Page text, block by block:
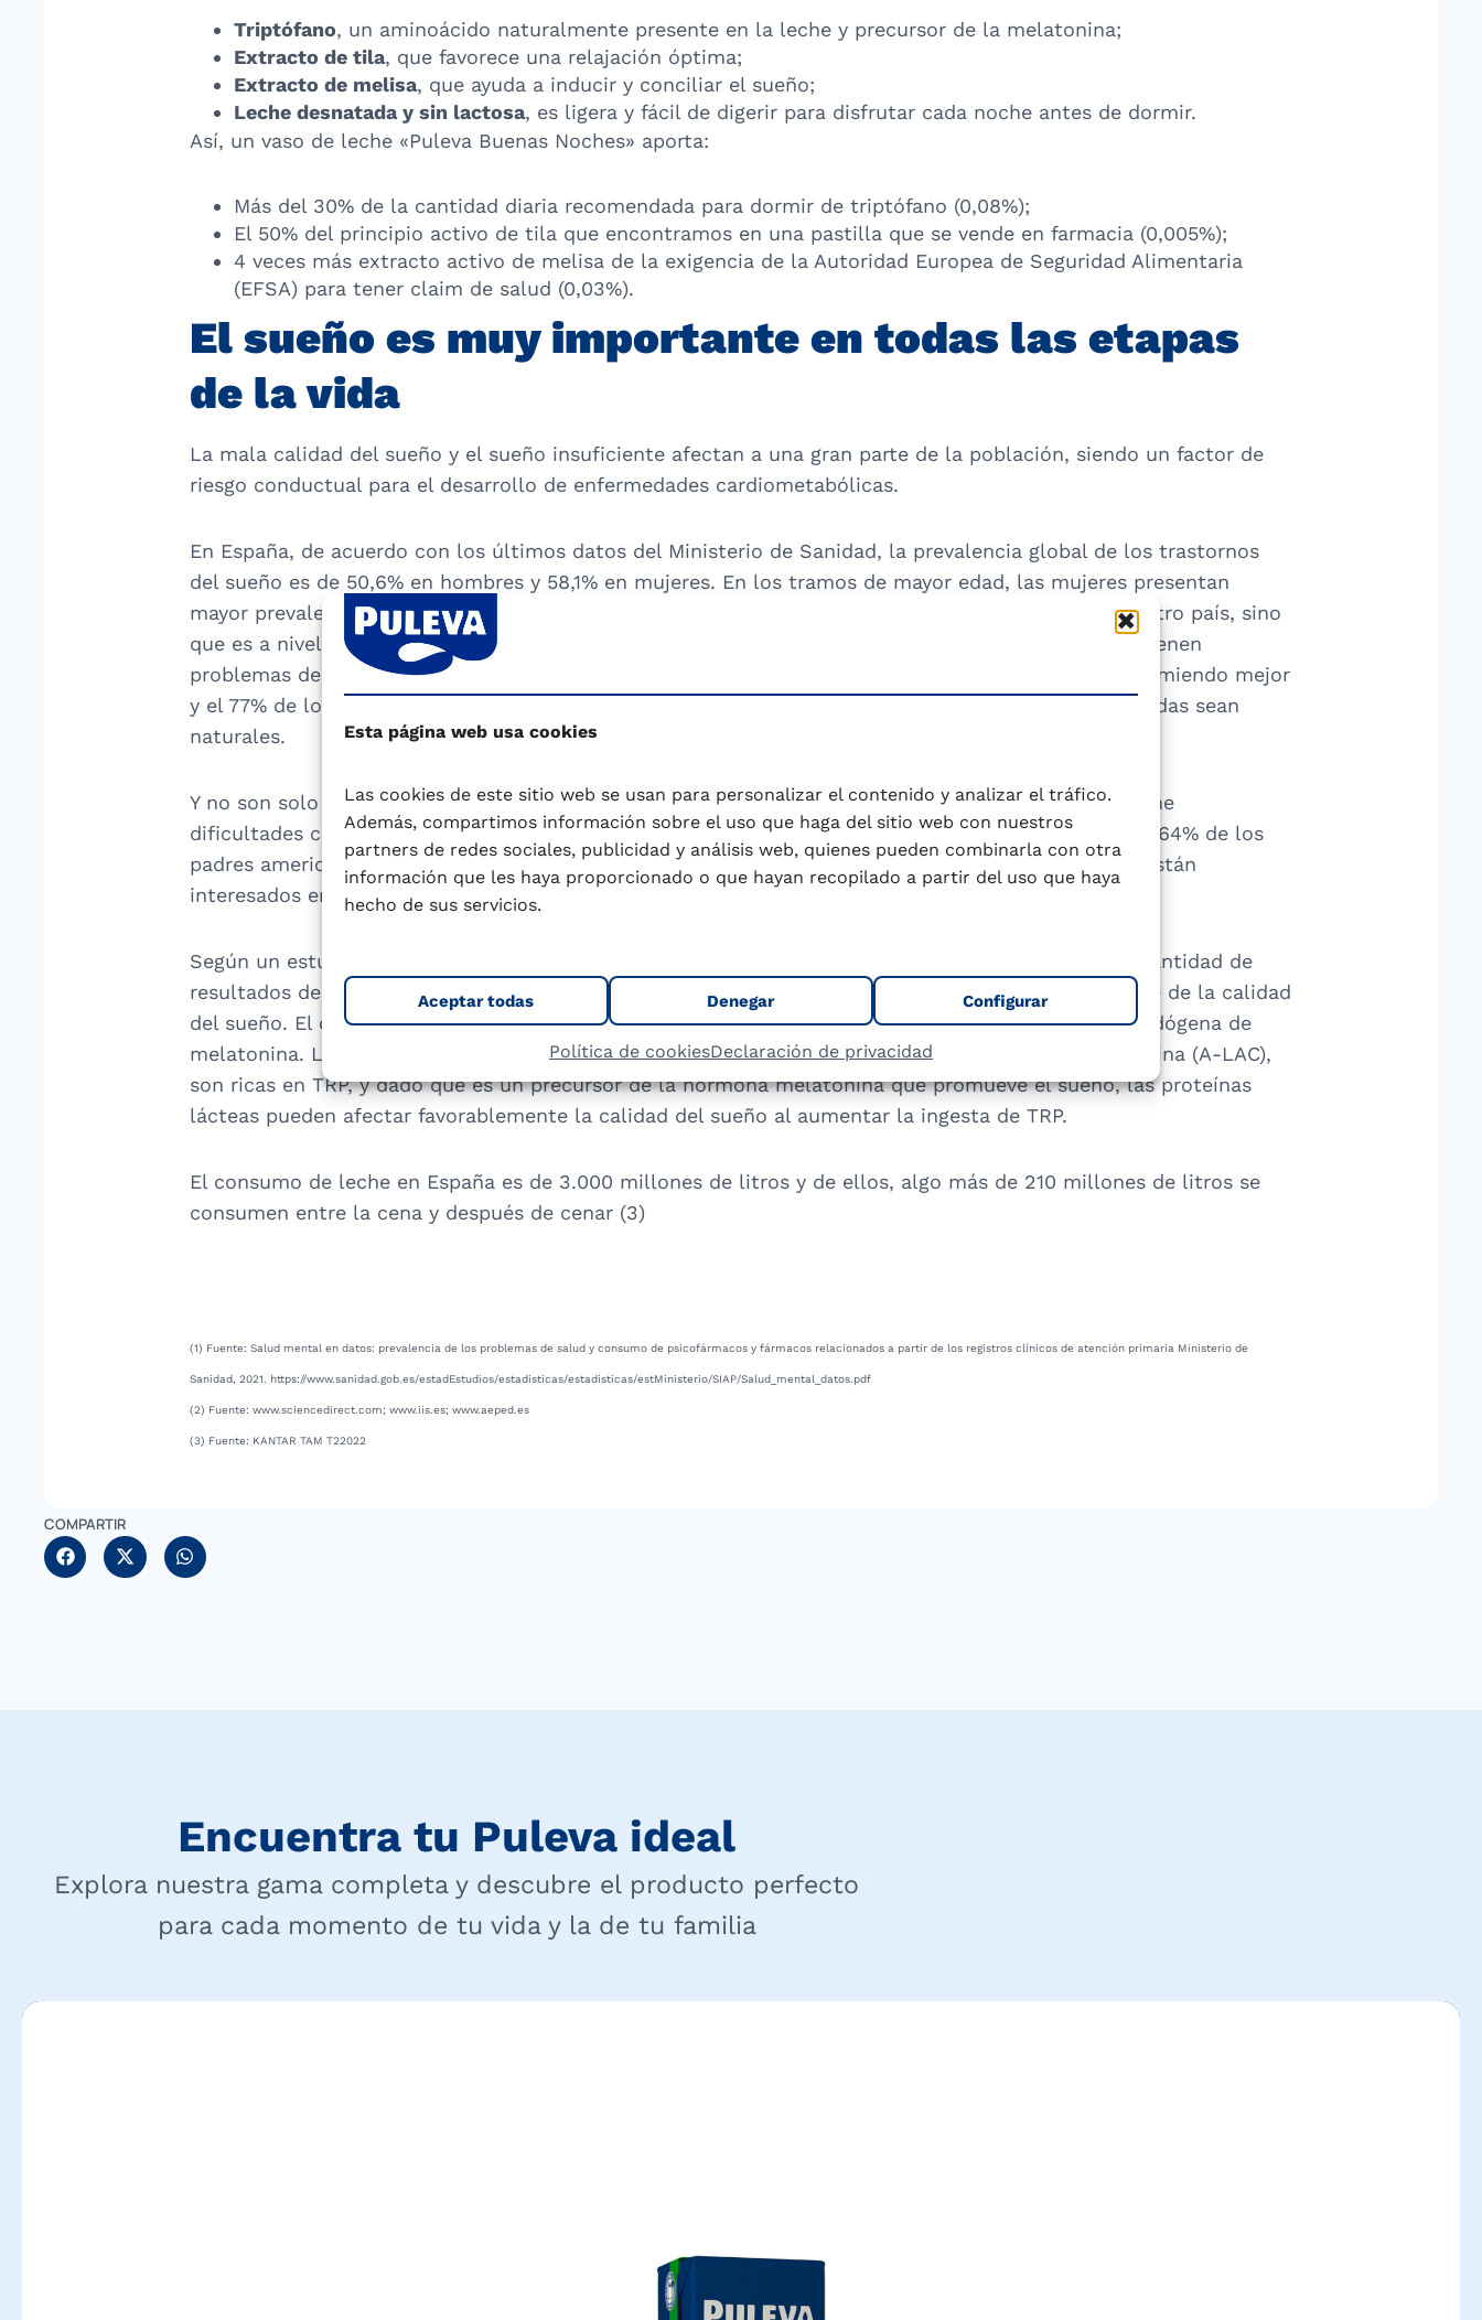
Esta página web usa cookies
Las cookies de este sitio web se usan para personalizar el contenido y analizar el tráfico.
Además, compartimos información sobre el uso que haga del sitio web con nuestros
partners de redes sociales, publicidad y análisis web, quienes pueden combinarla con otra
información que les haya proporcionado o que hayan recopilado a partir del uso que haya
hecho de sus servicios.
Aceptar todas Denegar Configurar
Política de cookiesDeclaración de privacidad
Triptófano, un aminoácido naturalmente presente en la leche y precursor de la melatonina;
Extracto de tila, que favorece una relajación óptima;
Extracto de melisa, que ayuda a inducir y conciliar el sueño;
Leche desnatada y sin lactosa, es ligera y fácil de digerir para disfrutar cada noche antes de dormir.
Así, un vaso de leche «Puleva Buenas Noches» aporta:
Más del 30% de la cantidad diaria recomendada para dormir de triptófano (0,08%);
El 50% del principio activo de tila que encontramos en una pastilla que se vende en farmacia (0,005%);
4 veces más extracto activo de melisa de la exigencia de la Autoridad Europea de Seguridad Alimentaria
(EFSA) para tener claim de salud (0,03%).
El sueño es muy importante en todas las etapas
de la vida
La mala calidad del sueño y el sueño insuficiente afectan a una gran parte de la población, siendo un factor de
riesgo conductual para el desarrollo de enfermedades cardiometabólicas.
En España, de acuerdo con los últimos datos del Ministerio de Sanidad, la prevalencia global de los trastornos
del sueño es de 50,6% en hombres y 58,1% en mujeres. En los tramos de mayor edad, las mujeres presentan
mayor prevalencia. (1). Pero este problema, que preocupa cada vez más, no solo se produce en nuestro país, sino
que es a nivel mundial. Según datos del estudio Mintel 2022, el 61% de los consumidores ingleses tienen
problemas de sueño tras la pandemia, el 38% de los consumidores japoneses aliviarían el estrés durmiendo mejor
y el 77% de los consumidores canadienses valoran que los principios activos funcionales de las bebidas sean
naturales.
Y no son solo los adultos a los que les cuesta dormir, en torno a un 20% de los niños españoles tiene
dificultades con el sueño a lo largo de su desarrollo (2). Así, según datos del estudio Mintel 2022 el 64% de los
padres americanos ponen foco en la calidad de sueño de sus hijos y el 34% de los padres ingleses están
interesados en remedios sin receta y naturales para los niños.
Según un estudio publicado en
, una dieta saludable se asocia con una gran cantidad de
resultados de salud favorables, y la investigación emergente destaca la dieta como un determinante de la calidad
del sueño. El consumo de lácteos podría mejorar la calidad del sueño al aumentar la producción endógena de
melatonina. Las principales fuentes de proteína en los lácteos, la caseína, el suero y la α-lactalbúmina (A-LAC),
son ricas en TRP, y dado que es un precursor de la hormona melatonina que promueve el sueño, las proteínas
lácteas pueden afectar favorablemente la calidad del sueño al aumentar la ingesta de TRP.
El consumo de leche en España es de 3.000 millones de litros y de ellos, algo más de 210 millones de litros se
consumen entre la cena y después de cenar (3)
(1) Fuente: Salud mental en datos: prevalencia de los problemas de salud y consumo de psicofármacos y fármacos relacionados a partir de los registros clínicos de atención primaria Ministerio de
Sanidad, 2021. https://www.sanidad.gob.es/estadEstudios/estadisticas/estadisticas/estMinisterio/SIAP/Salud_mental_datos.pdf
(2) Fuente: www.sciencedirect.com; www.iis.es; www.aeped.es
(3) Fuente: KANTAR TAM T22022
COMPARTIR
Encuentra tu Puleva ideal
Explora nuestra gama completa y descubre el producto perfecto
para cada momento de tu vida y la de tu familia